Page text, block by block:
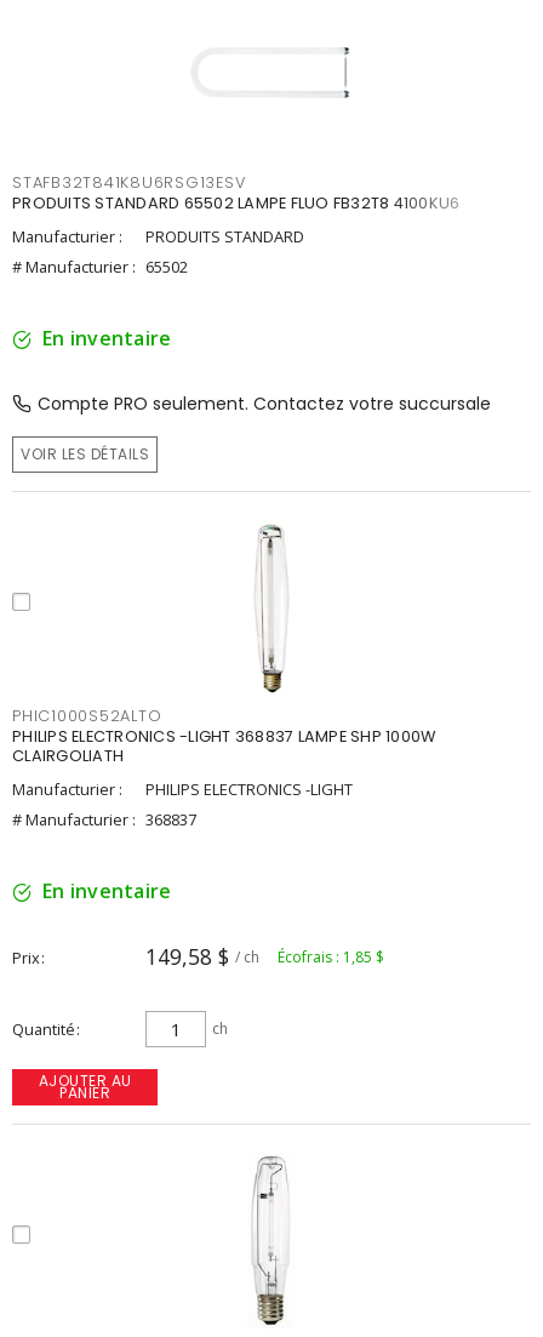
STAFB32T841K8U6RSG13ESV
PRODUITS STANDARD 65502 LAMPE FLUO FB32T8 4100KU6
Manufacturier :
PRODUITS STANDARD
# Manufacturier : 65502
En inventaire
Compte PRO seulement. Contactez votre succursale
VOIR LES DÉTAILS
PHIC1000S52ALTO
PHILIPS ELECTRONICS -LIGHT 368837 LAMPE SHP 1000W
CLAIRGOLIATH
Manufacturier :
PHILIPS ELECTRONICS -LIGHT
# Manufacturier : 368837
En inventaire
Prix 149,58 $ / ch Écofrais : 1,85 $
Quantité ch
AJOUTER AU
PANIER